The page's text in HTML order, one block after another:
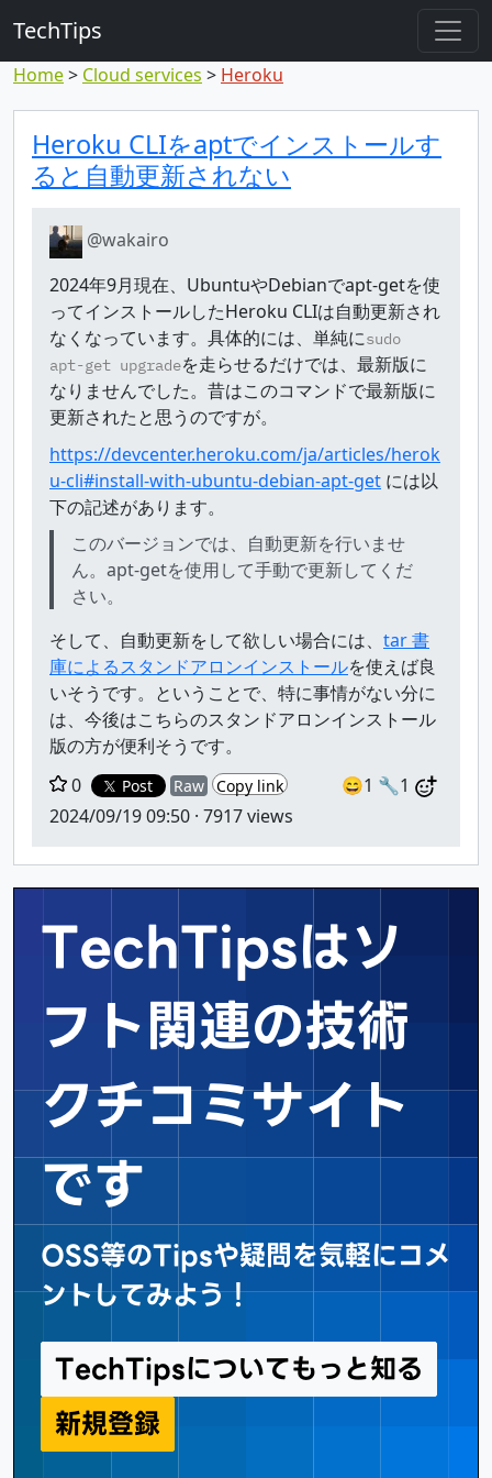
TechTips
Home Cloud services Heroku
対象のコメント
トピックと対象コメント
Heroku CLIをaptでインストールす
ると自動更新されない
@wakairo
2024年9月現在、UbuntuやDebianでapt-getを使
ってインストールしたHeroku CLIは自動更新され
なくなっています。具体的には、単純にsudo
apt-get upgradeを走らせるだけでは、最新版に
なりませんでした。昔はこのコマンドで最新版に
更新されたと思うのですが。
https://devcenter.heroku.com/ja/articles/herok
u-cli#install-with-ubuntu-debian-apt-get には以
下の記述があります。
このバージョンでは、自動更新を行いませ
ん。apt-get​を使用して手動で更新してくだ
さい。
そして、自動更新をして欲しい場合には、 tar 書
庫によるスタンドアロンインストールを使えば良
いそうです。ということで、特に事情がない分に
は、今後はこちらのスタンドアロンインストール
版の方が便利そうです。
0
Post Raw Copy link 😄1 🔧1
2024/09/19 09:50 · 7917 views
TechTipsはソ
フト関連の技術
クチコミサイト
です
OSS等のTipsや疑問を気軽にコメ
ントしてみよう！
TechTipsについてもっと知る
新規登録